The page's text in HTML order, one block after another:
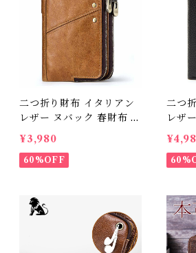
二つ折り財布 イタリアン
レザー ヌバック 春財布 猫
ネコ柄 雑貨 財布 ねこ財布
プレゼント かわいい グッ
ズ 猫柄 猫財布 ねこ 母の
¥3,980
60%OFF
二つ
レザ
ネコ
プレ
ズ 猫
0